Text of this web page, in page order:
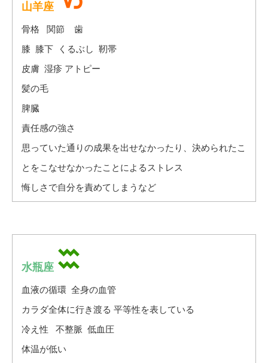
山羊座
骨格 関節 歯
膝 膝下 くるぶし 靭帯
皮膚 湿疹 アトピー
髪の毛
脾臓
責任感の強さ
思っていた通りの成果を出せなかったり、決められたこ
とをこなせなかったことによるストレス
悔しさで自分を責めてしまうなど
水瓶座
血液の循環 全身の血管
カラダ全体に行き渡る 平等性を表している
冷え性 不整脈 低血圧
体温が低い